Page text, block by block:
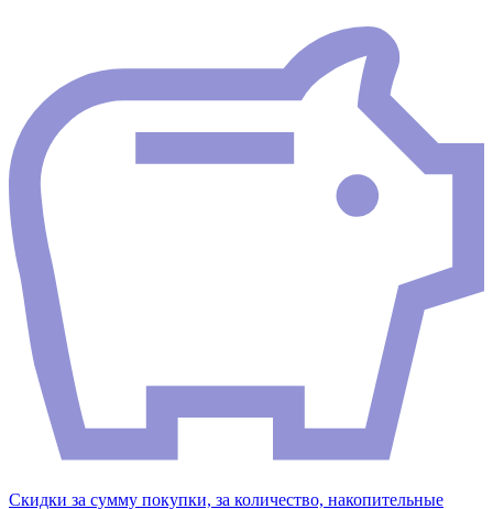
Скидки за сумму покупки, за количество, накопительные